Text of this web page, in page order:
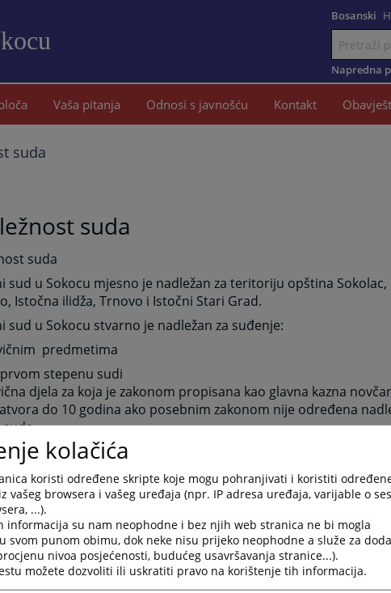
sadržaj
Bosanski
Napredna
Vaša pitanja Odnosi s javnošću Kontakt
suda
suda
suda
sud u Sokocu mjesno je nadležan za teritoriju opština Sokolac,
Istočna ilidža, Trnovo i Istočni Stari Grad.
sud u Sokocu stvarno je nadležan za suđenje:
predmetima
stepenu sudi
djela za koja je zakonom propisana kao glavna kazna
do 10 godina ako posebnim zakonom nije određena
djela za koja je posebnim zkonom propisana nadležnost
djela za koja je Sud Bosne i Hercegovine prenio nadležnost
sud,
krivičnim postupcima protiv maloljetnika;
u toku istrage i nakon podizanja optužnice u skladu sa
o brisanju osude i prestanku mjera bezbjednosti i
predmetima da u prvom stepenu sudi
kolačića
koristi određene skripte koje mogu pohranjivati i koristiti
vašeg browsera i vašeg uređaja (npr. IP adresa uređaja, varijable o
...).
informacija su nam neophodne i bez njih web stranica ne bi mogla
svom punom obimu, dok neke nisu prijeko neophodne a služe za
nivoa posjećenosti, budućeg usavršavanja stranice...).
možete dozvoliti ili uskratiti pravo na korištenje tih informacija.